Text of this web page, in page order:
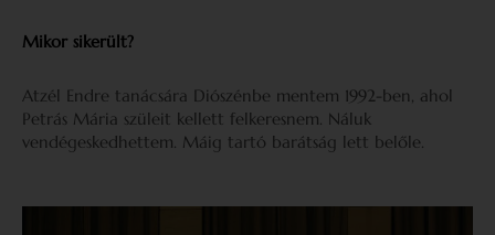
Mikor sikerült?
Atzél Endre tanácsára Diószénbe mentem 1992-ben, ahol
Petrás Mária szüleit kellett felkeresnem. Náluk
vendégeskedhettem. Máig tartó barátság lett belőle.